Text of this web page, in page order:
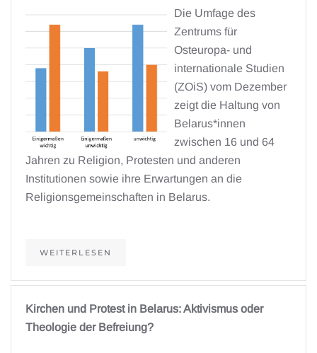
Die Umfage des
Zentrums für
Osteuropa- und
internationale Studien
(ZOiS) vom Dezember
zeigt die Haltung von
Belarus*innen
zwischen 16 und 64
Jahren zu Religion, Protesten und anderen
Institutionen sowie ihre Erwartungen an die
Religionsgemeinschaften in Belarus.
WEITERLESEN
Kirchen und Protest in Belarus: Aktivismus oder
Theologie der Befreiung?